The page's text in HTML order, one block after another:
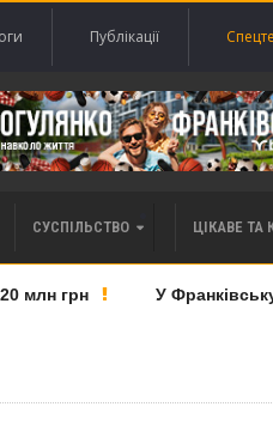
Публікації
СУСПІЛЬСТВО ЦІКАВЕ ТА
грн У Франківську